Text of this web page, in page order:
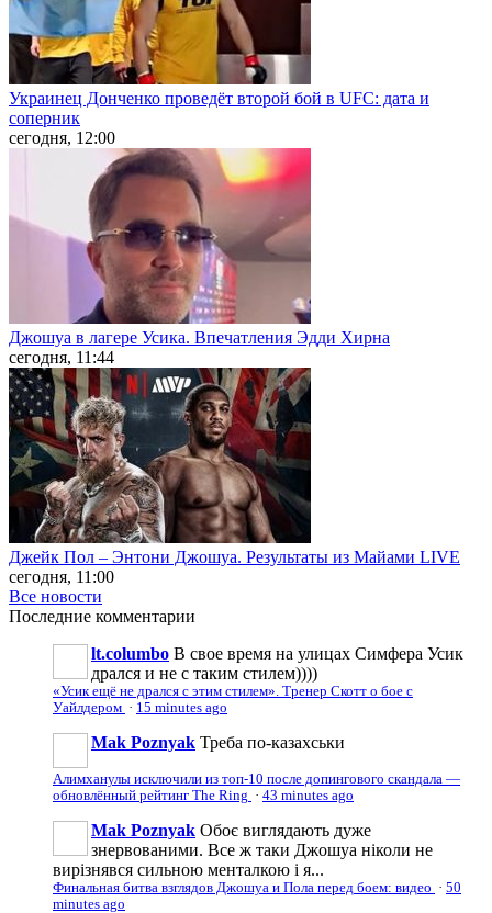
Украинец Донченко проведёт второй бой в UFC: дата и
соперник
сегодня, 12:00
Джошуа в лагере Усика. Впечатления Эдди Хирна
сегодня, 11:44
Джейк Пол – Энтони Джошуа. Результаты из Майами LIVE
сегодня, 11:00
Все новости
Последние комментарии
lt.columbo В свое время на улицах Симфера Усик
дрался и не с таким стилем))))
«Усик ещё не дрался с этим стилем». Тренер Скотт о бое с
Уайлдером · 15 minutes ago
Mak Poznyak Треба по-казахськи
Алимханулы исключили из топ-10 после допингового скандала —
обновлённый рейтинг The Ring · 43 minutes ago
Mak Poznyak Обоє виглядають дуже
знервованими. Все ж таки Джошуа ніколи не
вирізнявся сильною менталкою і я...
Финальная битва взглядов Джошуа и Пола перед боем: видео · 50
minutes ago